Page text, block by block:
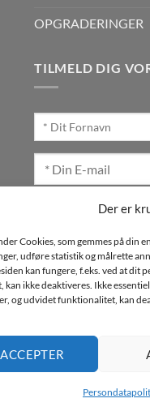
Der er
Cookies, som gemmes på din
udføre statistik og målrette
kan fungere, f.eks. ved at dit
kan ikke deaktiveres. Ikke
og udvidet funktionalitet, kan
ACCEPTER
OPGRADERINGER
TILMELD DIG
Jeg ønsker at